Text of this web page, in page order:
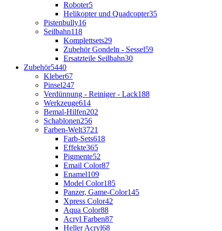
Roboter5
Helikopter und Quadcopter35
Pistenbully16
Seilbahn118
Komplettsets29
Zubehör Gondeln - Sessel59
Ersatzteile Seilbahn30
Zubehör5440
Kleber67
Pinsel247
Verdünnung - Reiniger - Lack188
Werkzeuge614
Bemal-Hilfen202
Schablonen256
Farben-Welt3721
Farb-Sets618
Effekte365
Pigmente52
Email Color87
Enamel109
Model Color185
Panzer, Game-Color145
Xpress Color42
Aqua Color88
Acryl Farben87
Heller Acryl68